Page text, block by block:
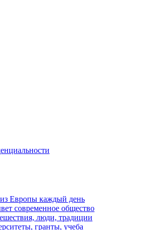
Европы каждый день
современное общество
люди, традиции
гранты, учеба